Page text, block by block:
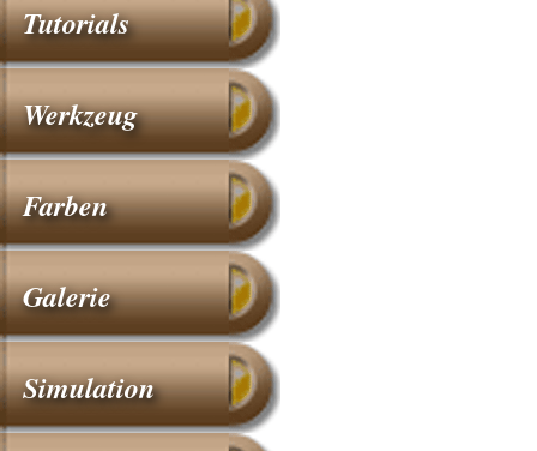
Tutorials
Werkzeug
Farben
Galerie
Simulation